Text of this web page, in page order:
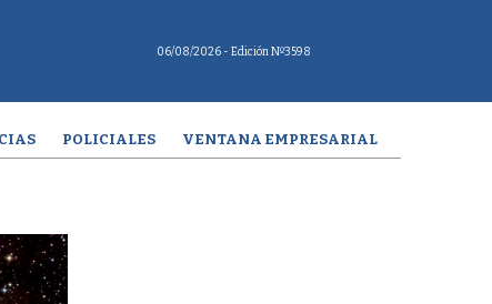
06/08/2026 - Edición Nº3598
POLICIALES VENTANA EMPRESARIAL